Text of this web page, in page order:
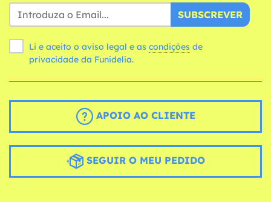
SUBSCREVER
Li e aceito o aviso legal e as condições
privacidade da Funidelia.
APOIO AO CLIENTE
SEGUIR O MEU PEDIDO